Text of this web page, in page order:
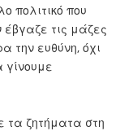
πολιτικό που
έβγαζε τις μάζες
την ευθύνη, όχι
γίνουμε
τα ζητήματα στη